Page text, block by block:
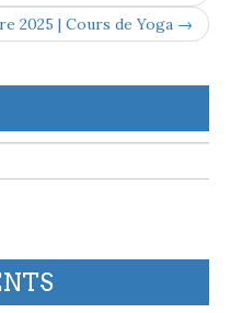
2025 | Cours de Yoga →